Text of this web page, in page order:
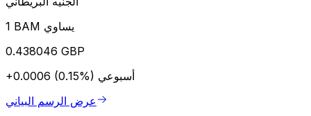
1 BAM يساوي
0.438046 GBP
+0.0006 (0.15%) أسبوعي
عرض الرسم البياني